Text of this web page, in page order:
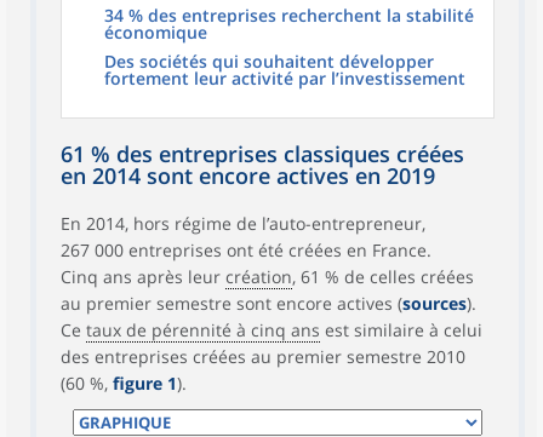
34 % des entreprises recherchent la stabilité
économique
Des sociétés qui souhaitent développer
fortement leur activité par l’investissement
61 % des entreprises classiques créées
en 2014 sont encore actives en 2019
En 2014, hors régime de l’auto-entrepreneur,
267 000 entreprises ont été créées en France.
Cinq ans après leur création, 61 % de celles créées
au premier semestre sont encore actives (sources).
Ce taux de pérennité à cinq ans est similaire à celui
des entreprises créées au premier semestre 2010
(60 %, figure 1).